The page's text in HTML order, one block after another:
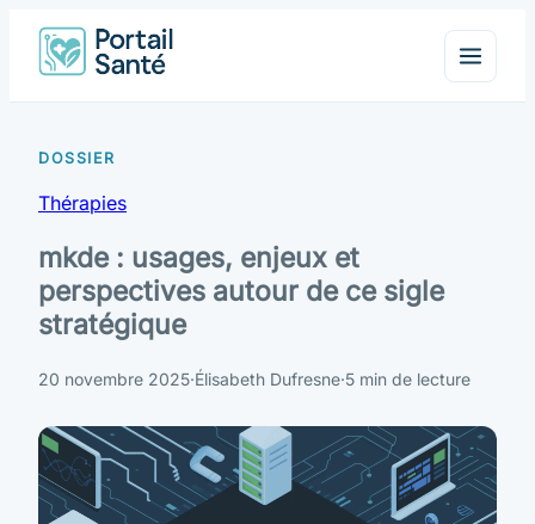
Thérapies
mkde : usages, enjeux et
perspectives autour de ce sigle
stratégique
20 novembre 2025·Élisabeth Dufresne·5 min de lecture